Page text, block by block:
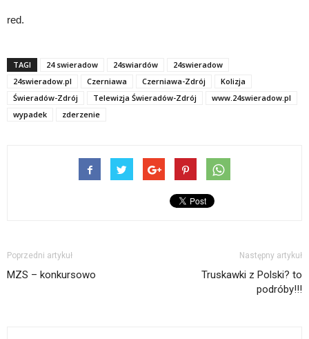
red.
TAGI 24 swieradow 24swiardów
24swieradow
24swieradow.pl
Czerniawa Czerniawa-Zdrój
Kolizja
Świeradów-Zdrój
Telewizja Świeradów-Zdrój
www.24swieradow.pl
wypadek
zderzenie
Poprzedni artykuł
MZS – konkursowo
Następny artykuł
Truskawki z Polski? to
podróby!!!